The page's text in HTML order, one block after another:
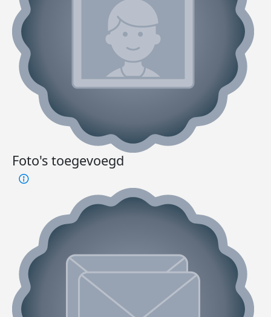
Foto's toegevoegd